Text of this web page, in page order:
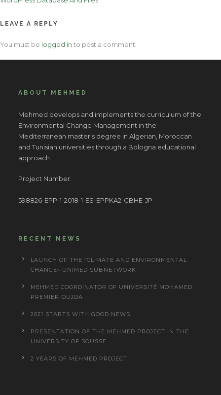
LEAVE A REPLY
You must be logged in to post a comment.
ABOUT MEHMED
Mehmed develops and implements the curriculum of the
Environmental Change Management in the
Mediterranean master’s degree in Algerian, Moroccan
and Tunisian universities through a Bologna educational
approach.
Project Number:
598826-EPP-1-2018-1-ES-EPPKA2-CBHE-JP
RECENT NEWS
LAUNCH OF THE “CLIMATE AND ENVIRONMENTAL
CHANGE» UNIMED SUBNETWORK
MEHMED COORDINATOR OF UNIVERSITÉ MOHAMED
PREMIER-OUJDA
2021 STARTS WITH GOOD NEWS!
PRESENTATION OF THE MEHMED PROJECT IN THE
UNIVERSITY OF SOUSSE
2 YEARS OF MEHMED PROJECT